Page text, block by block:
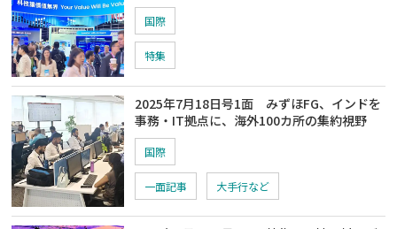
国際
特集
2025年7月18日号1面 みずほFG、インドを
事務・IT拠点に、海外100カ所の集約視野
国際
一面記事 大手行など